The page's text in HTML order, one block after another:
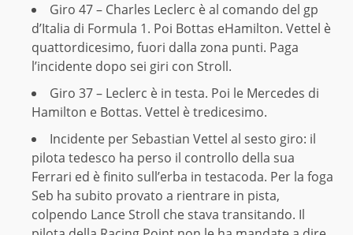
Giro 47 – Charles Leclerc è al comando del gp
d’Italia di Formula 1. Poi Bottas eHamilton. Vettel è
quattordicesimo, fuori dalla zona punti. Paga
l’incidente dopo sei giri con Stroll.
Giro 37 – Leclerc è in testa. Poi le Mercedes di
Hamilton e Bottas. Vettel è tredicesimo.
Incidente per Sebastian Vettel al sesto giro: il
pilota tedesco ha perso il controllo della sua
Ferrari ed è finito sull’erba in testacoda. Per la foga
Seb ha subito provato a rientrare in pista,
colpendo Lance Stroll che stava transitando. Il